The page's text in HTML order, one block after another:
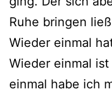
Ruhe bringen
Wieder einmal
Wieder einmal
einmal habe ich